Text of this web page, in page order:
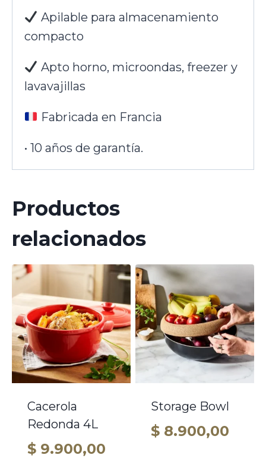
Apilable para almacenamiento
compacto
Apto horno, microondas, freezer y
lavavajillas
Fabricada en Francia
• 10 años de garantía.
Productos
relacionados
Cacerola
Redonda 4L
$ 9.900,00
Storage Bowl
$ 8.900,00